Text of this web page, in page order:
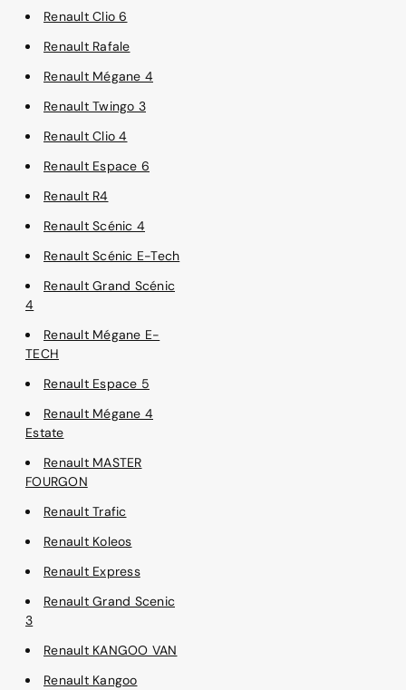
Renault Clio 6
Renault Rafale
Renault Mégane 4
Renault Twingo 3
Renault Clio 4
Renault Espace 6
Renault R4
Renault Scénic 4
Renault Scénic E-Tech
Renault Grand Scénic
4
Renault Mégane E-
TECH
Renault Espace 5
Renault Mégane 4
Estate
Renault MASTER
FOURGON
Renault Trafic
Renault Koleos
Renault Express
Renault Grand Scenic
3
Renault KANGOO VAN
Renault Kangoo